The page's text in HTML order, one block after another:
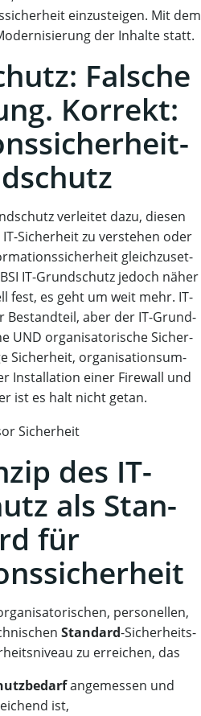
ein­zu­stei­gen. Mit dem
der Inhal­te statt.
Fal­sche
Kor­rekt:
ver­lei­tet dazu, die­sen
Sicher­heit zu ver­ste­hen oder
gleich­zu­set­
IT-Grund­schutz jedoch näher
fest, es geht um weit mehr. IT-
Bestand­teil, aber der IT-Grund­
UND orga­ni­sa­to­ri­sche Sicher­
Sicher­heit, orga­ni­sa­ti­ons­um­
Instal­la­ti­on einer Fire­wall und
ist es halt nicht getan.
des IT-
als Stan­
für
per­so­nel­len,
Stan­dard-Sicher­heits­
zu errei­chen, das
ange­mes­sen und
ist,